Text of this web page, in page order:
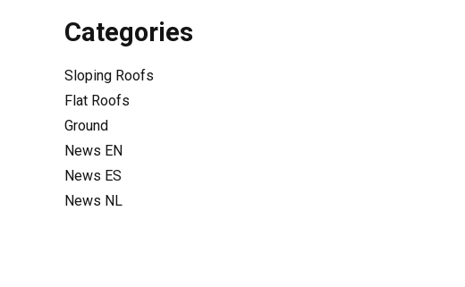
Categories
Sloping Roofs
Flat Roofs
Ground
News EN
News ES
News NL